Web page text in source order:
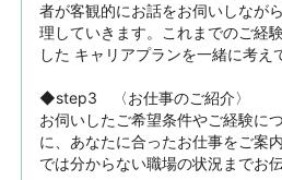
者が客観的にお話をお伺いしなが
理していきます。これまでのご経
した キャリアプランを一緒に考え
◆step3　〈お仕事のご紹介〉
お伺いしたご希望条件やご経験に
に、あなたに合ったお仕事をご案
では分からない職場の状況までお伝